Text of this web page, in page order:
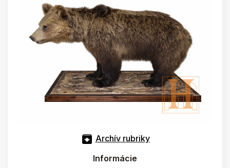
Archív rubriky
Informácie